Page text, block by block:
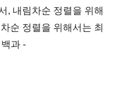
, 내림차순 정렬을 위해
순 정렬을 위해서는 최
과 -